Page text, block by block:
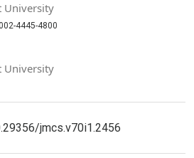
University
4445-4800
University
jmcs.v70i1.2456